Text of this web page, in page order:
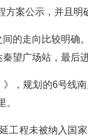
案公示，并且
的走向比较明确
望广场站，最后
，规划的6号线
。
工程未被纳入国